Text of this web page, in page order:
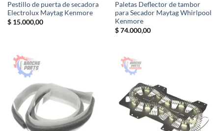
Pestillo de puerta de secadora
Electrolux Maytag Kenmore
$15.000,00
Paletas Deflector de tambor
para Secador Maytag Whirlpool
Kenmore
$74.000,00